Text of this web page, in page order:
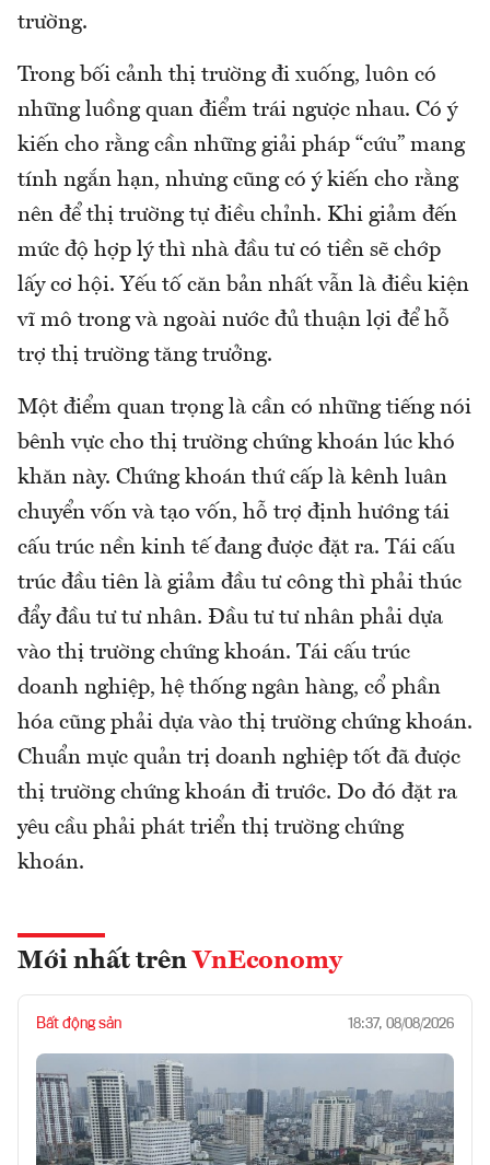
trường.
Trong bối cảnh thị trường đi xuống, luôn có
những luồng quan điểm trái ngược nhau. Có ý
kiến cho rằng cần những giải pháp “cứu” mang
tính ngắn hạn, nhưng cũng có ý kiến cho rằng
nên để thị trường tự điều chỉnh. Khi giảm đến
mức độ hợp lý thì nhà đầu tư có tiền sẽ chớp
lấy cơ hội. Yếu tố căn bản nhất vẫn là điều kiện
vĩ mô trong và ngoài nước đủ thuận lợi để hỗ
trợ thị trường tăng trưởng.
Một điểm quan trọng là cần có những tiếng nói
bênh vực cho thị trường chứng khoán lúc khó
khăn này. Chứng khoán thứ cấp là kênh luân
chuyển vốn và tạo vốn, hỗ trợ định hướng tái
cấu trúc nền kinh tế đang được đặt ra. Tái cấu
trúc đầu tiên là giảm đầu tư công thì phải thúc
đẩy đầu tư tư nhân. Đầu tư tư nhân phải dựa
vào thị trường chứng khoán. Tái cấu trúc
doanh nghiệp, hệ thống ngân hàng, cổ phần
hóa cũng phải dựa vào thị trường chứng khoán.
Chuẩn mực quản trị doanh nghiệp tốt đã được
thị trường chứng khoán đi trước. Do đó đặt ra
yêu cầu phải phát triển thị trường chứng
khoán.
Mới nhất trên VnEconomy
Bất động sản 18:37, 08/08/2026